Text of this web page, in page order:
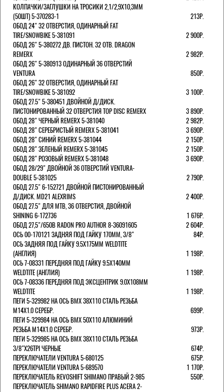
КОЛПАЧКИ/3АГЛУШКИ НА ТРОСИКИ 2,1/2,9Х10,3ММ
(50ШТ) 5-370283-1
213Р.
ОБОД 24" 32 ОТВЕРСТИЯ, ОДИНАРНЫЙ FAT
TIRE/SNOWBIKE 5-381091
2 900Р.
ОБОД 26" 5-380272 ДВ. ПИСТОН. 32 ОТВ. DRAGON
REMERX
2 982Р.
ОБОД 26" 5-380913 ОДИНАРНЫЙ 36 ОТВЕРСТИЙ
VENTURA
850Р.
ОБОД 26" 32 ОТВЕРСТИЯ, ОДИНАРНЫЙ FAT
TIRE/SNOWBIKE 5-381092
3 100Р.
ОБОД 27.5" 5-380451 ДВОЙНОЙ Д/ДИСК.
ПИСТОНИРОВАННЫЙ 32 ОТВЕРСТИЯ TOP DISC REMERX
3 890Р.
ОБОД 28" ЧЕРНЫЙ REMERX 5-381040
2 982Р.
ОБОД 28" СЕРЕБРИСТЫЙ REMERX 5-381041
3 690Р.
ОБОД 28" СИНИЙ REMERX 5-381044
2 150Р.
ОБОД 28" ЗЕЛЕНЫЙ REMERX 5-381045
2 150Р.
ОБОД 28" РОЗОВЫЙ REMERX 5-381048
3 690Р.
ОБОД 28/29" ДВОЙНОЙ 36 ОТВЕРСТИЙ VENTURA-
DOUBLE 5-381025
2 790Р.
ОБОД 27.5" 6-152721 ДВОЙНОЙ ПИСТОНИРОВАННЫЙ
Д/ДИСК. MD21 ALEXRIMS
2 400Р.
ОБОД 27.5" ДЛЯ MTB, 36 ОТВЕРСТИЯ, ДВОЙНОЙ
SHINING 6-172736
1 676Р.
ОБОД 27,5"/650B RADON PRO AUTHOR 8-36091605
2 604Р.
ОСЬ 00-170121 ЗАДНЯЯ ПОД ГАЙКУ 170MM, 3/8"
84Р.
ОСЬ ЗАДНЯЯ ПОД ГАЙКУ 9.5Х175ММ WELDTITE
(АНГЛИЯ)
1 198Р.
ОСЬ 7-08331 ПЕРЕДНЯЯ ПОД ГАЙКУ 9.5Х140ММ
WELDTITE (АНГЛИЯ)
1 198Р.
ОСЬ 7-08336 ПЕРЕДНЯЯ ПОД ЭКСЦЕНТРИК 9.0Х108ММ
WELDTITE
1 198Р.
ПЕГИ 5-329982 НА ОСЬ BMX 38Х110 СТАЛЬ РЕЗЬБА
М14Х1.0 СЕРЕБР.
699Р.
ПЕГИ 5-329984 НА ОСЬ BMX 50Х110 АЛЮМИНИЙ
РЕЗЬБА М14Х1.0 СЕРЕБР.
973Р.
ПЕГИ 5-329985 НА ОСЬ BMX 38Х110 СТАЛЬ РЕЗЬБА
3/8"Х26TPI ЧЕРНЫЕ
674Р.
ПЕРЕКЛЮЧАТЕЛИ VENTURA 5-680125
675Р.
ПЕРЕКЛЮЧАТЕЛИ VENTURA 5-689570
1 170Р.
ПЕРЕКЛЮЧАТЕЛЬ REVOSHIFT SHIMANO ПРАВЫЙ 2-985
550Р.
ПЕРЕКЛЮЧАТЕЛЬ SHIMANO RAPIDFIRE PLUS ACERA 2-